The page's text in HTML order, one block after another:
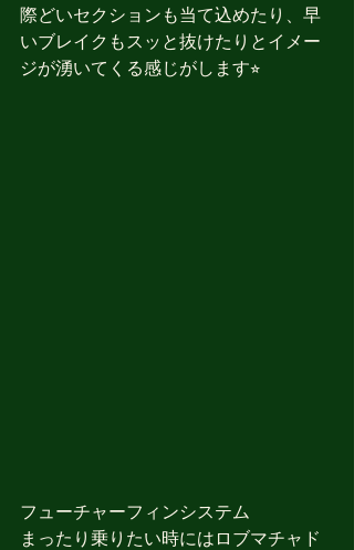
際どいセクションも当て込めたり、早
いブレイクもスッと抜けたりとイメー
ジが湧いてくる感じがします⭐︎
フューチャーフィンシステム
まったり乗りたい時にはロブマチャド